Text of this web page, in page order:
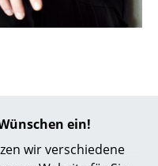
ein!
wir verschiedene